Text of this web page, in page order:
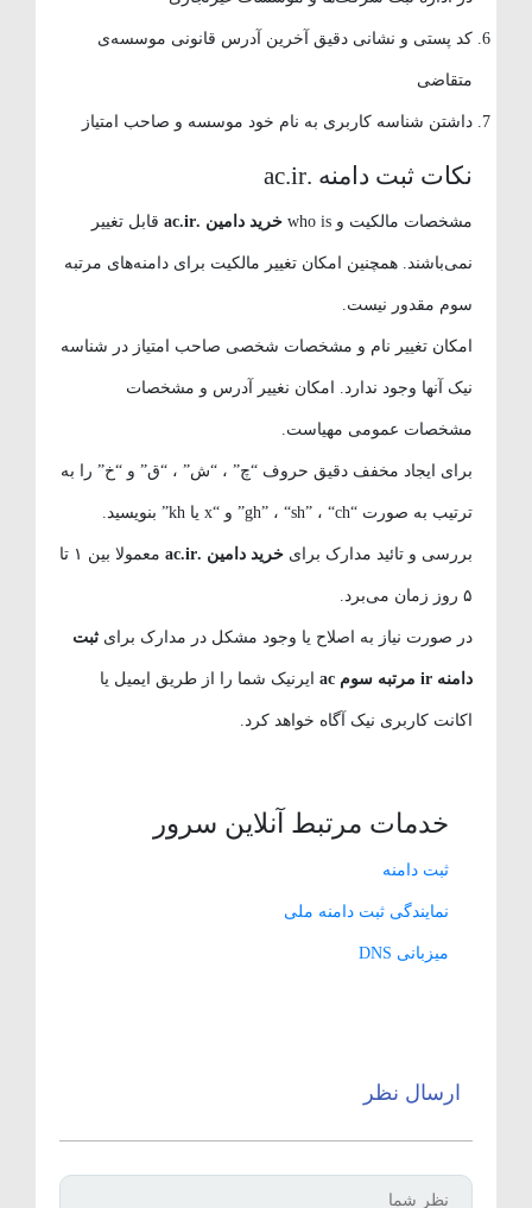
کد پستی و نشانی دقیق آخرین آدرس قانونی موسسه‌ی
متقاضی
داشتن شناسه کاربری به نام خود موسسه و صاحب امتیاز
نکات ثبت دامنه .ac.ir
مشخصات مالکیت و who is خرید دامین .ac.ir قابل تغییر
نمی‌باشند. همچنین امکان تغییر مالکیت برای دامنه‌های مرتبه
سوم مقدور نیست.
امکان تغییر نام و مشخصات شخصی صاحب امتیاز در شناسه
نیک آنها وجود ندارد. امکان نغییر آدرس و مشخصات
مشخصات عمومی مهیاست.
برای ایجاد مخفف دقیق حروف “چ” ، “ش” ، “ق” و “خ” را به
ترتیب به صورت “gh” ، “sh” ، “ch” و “x یا kh” بنویسید.
بررسی و تائید مدارک برایخرید دامین .ac.ir معمولا بین ۱ تا
در صورت نیاز به اصلاح یا وجود مشکل در مدارک برایثبت
دامنه ir مرتبه سوم ac ایرنیک شما را از طریق ایمیل یا
اکانت کاربری نیک آگاه خواهد کرد.
خدمات مرتبط آنلاین سرور
ثبت دامنه
نمایندگی ثبت دامنه ملی
میزبانی DNS
ارسال نظر